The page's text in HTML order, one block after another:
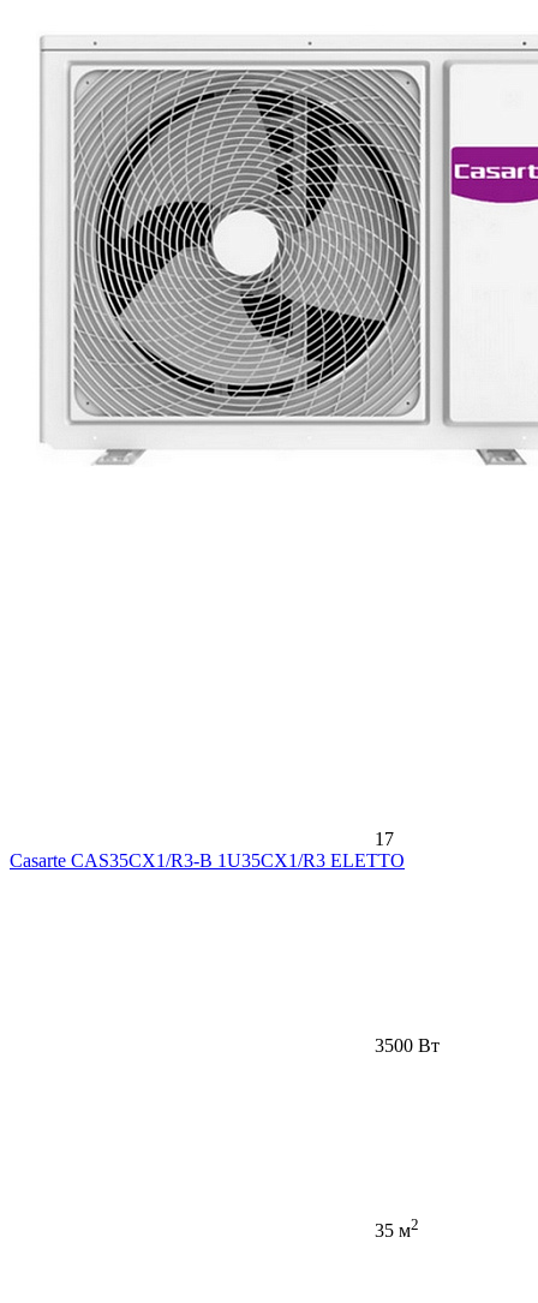
17
Casarte CAS35CX1/R3-B 1U35CX1/R3 ELETTO
3500 Вт
35 м2